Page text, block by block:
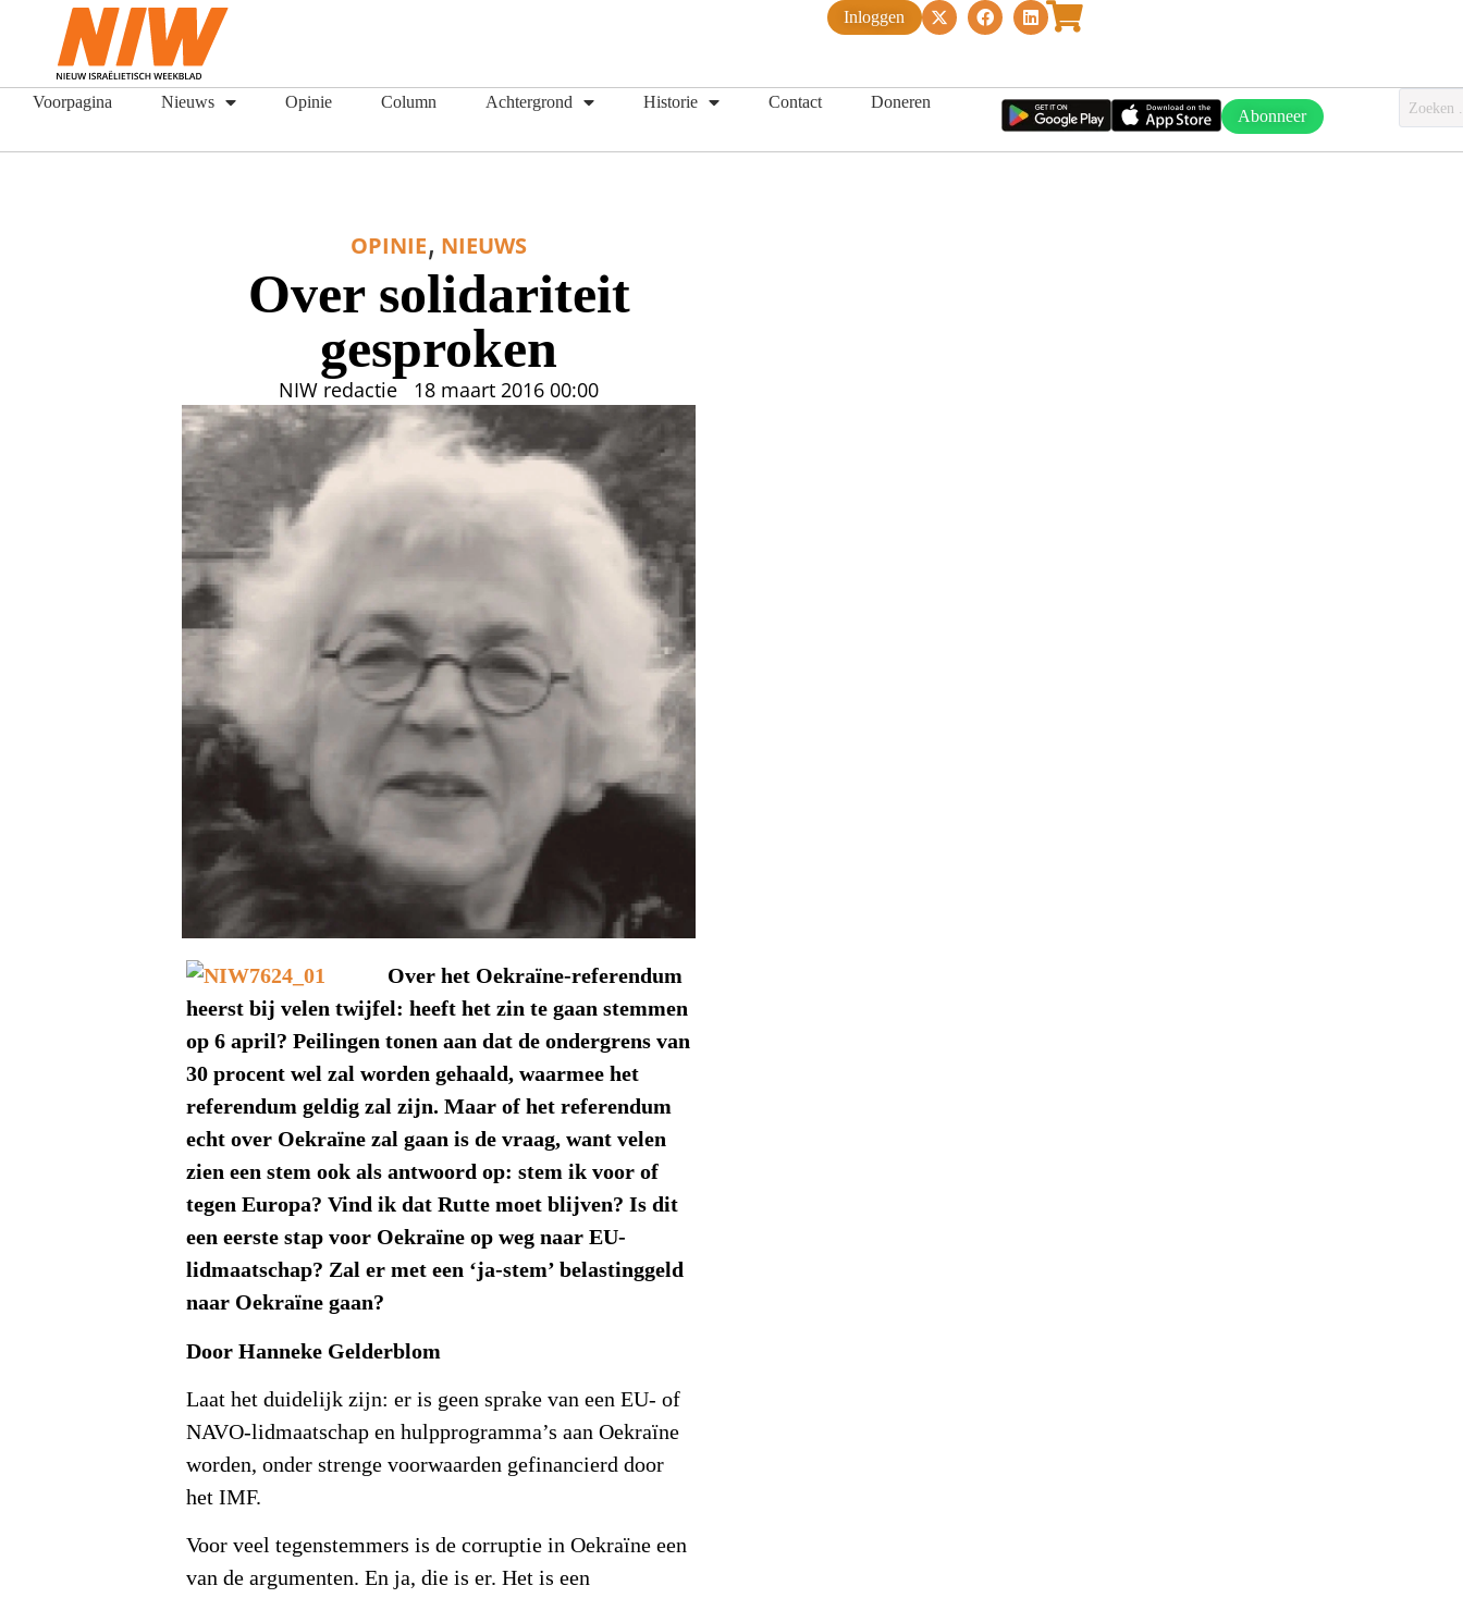
Inloggen
Voorpagina Nieuws Opinie Column Achtergrond Historie Contact Doneren
Abonneer
OPINIE, NIEUWS
Over solidariteit
gesproken
NIW redactie 18 maart 2016 00:00
Over het Oekraïne-referendum
heerst bij velen twijfel: heeft het zin te gaan stemmen
op 6 april? Peilingen tonen aan dat de ondergrens van
30 procent wel zal worden gehaald, waarmee het
referendum geldig zal zijn. Maar of het referendum
echt over Oekraïne zal gaan is de vraag, want velen
zien een stem ook als antwoord op: stem ik voor of
tegen Europa? Vind ik dat Rutte moet blijven? Is dit
een eerste stap voor Oekraïne op weg naar EU-
lidmaatschap? Zal er met een ‘ja-stem’ belastinggeld
naar Oekraïne gaan?
Door Hanneke Gelderblom
Laat het duidelijk zijn: er is geen sprake van een EU- of
NAVO-lidmaatschap en hulpprogramma’s aan Oekraïne
worden, onder strenge voorwaarden gefinancierd door
het IMF.
Voor veel tegenstemmers is de corruptie in Oekraïne een
van de argumenten. En ja, die is er. Het is een